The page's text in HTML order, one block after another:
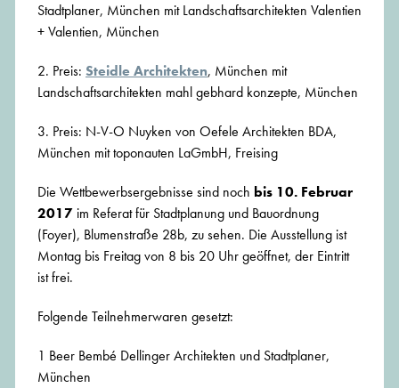
Stadtplaner, München mit Landschaftsarchitekten Valentien
+ Valentien, München
2. Preis: Steidle Architekten, München mit
Landschaftsarchitekten mahl gebhard konzepte, München
3. Preis: N-V-O Nuyken von Oefele Architekten BDA,
München mit toponauten LaGmbH, Freising
Die Wettbewerbsergebnisse sind noch bis 10. Februar
2017 im Referat für Stadtplanung und Bauordnung
(Foyer), Blumenstraße 28b, zu sehen. Die Ausstellung ist
Montag bis Freitag von 8 bis 20 Uhr geöffnet, der Eintritt
ist frei.
Folgende Teilnehmerwaren gesetzt:
1 Beer Bembé Dellinger Architekten und Stadtplaner,
München